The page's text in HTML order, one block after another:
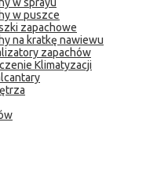
w puszce
zapachowe
na kratkę nawiewu
zapachów
Klimatyzacji